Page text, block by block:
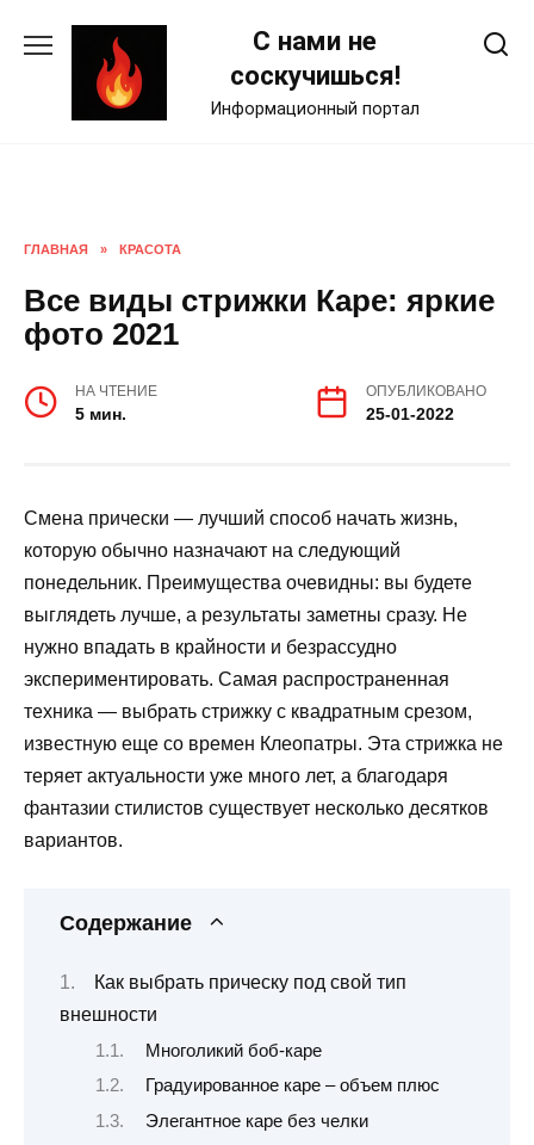
С нами не
соскучишься!
Информационный портал
ГЛАВНАЯ » КРАСОТА
Все виды стрижки Каре: яркие
фото 2021
НА ЧТЕНИЕ
5 мин.
ОПУБЛИКОВАНО
25-01-2022
Смена прически — лучший способ начать жизнь,
которую обычно назначают на следующий
понедельник. Преимущества очевидны: вы будете
выглядеть лучше, а результаты заметны сразу. Не
нужно впадать в крайности и безрассудно
экспериментировать. Самая распространенная
техника — выбрать стрижку с квадратным срезом,
известную еще со времен Клеопатры. Эта стрижка не
теряет актуальности уже много лет, а благодаря
фантазии стилистов существует несколько десятков
вариантов.
Содержание
Как выбрать прическу под свой тип
внешности
Многоликий боб-каре
Градуированное каре – объем плюс
Элегантное каре без челки